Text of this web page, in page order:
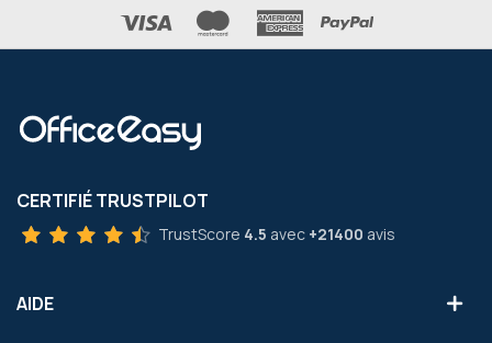
CERTIFIÉ TRUSTPILOT
TrustScore 4.5 avec +21400 avis
AIDE